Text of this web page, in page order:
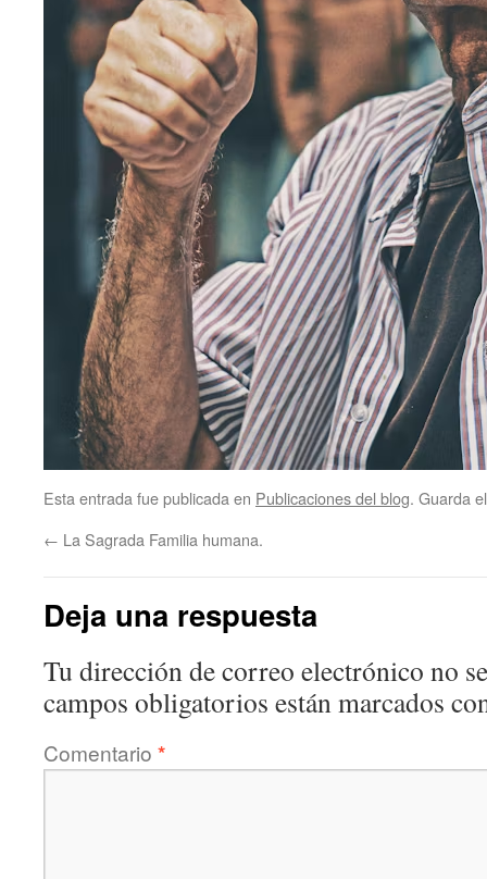
Esta entrada fue publicada en Publicaciones del blog. Guarda
← La Sagrada Familia humana.
Deja una respuesta
Tu dirección de correo electrónico no
campos obligatorios están marcados
Comentario *